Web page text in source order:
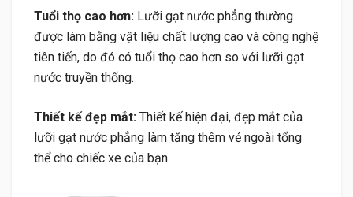
Tuổi thọ cao hơn: Lưỡi gạt nước phẳng thường
được làm bằng vật liệu chất lượng cao và công nghệ
tiên tiến, do đó có tuổi thọ cao hơn so với lưỡi gạt
nước truyền thống.
Thiết kế đẹp mắt: Thiết kế hiện đại, đẹp mắt của
lưỡi gạt nước phẳng làm tăng thêm vẻ ngoài tổng
thể cho chiếc xe của bạn.